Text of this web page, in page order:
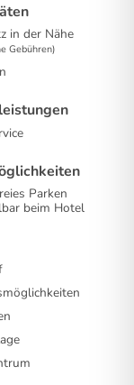
in der Nähe
Gebühren)
Parken
beim Hotel